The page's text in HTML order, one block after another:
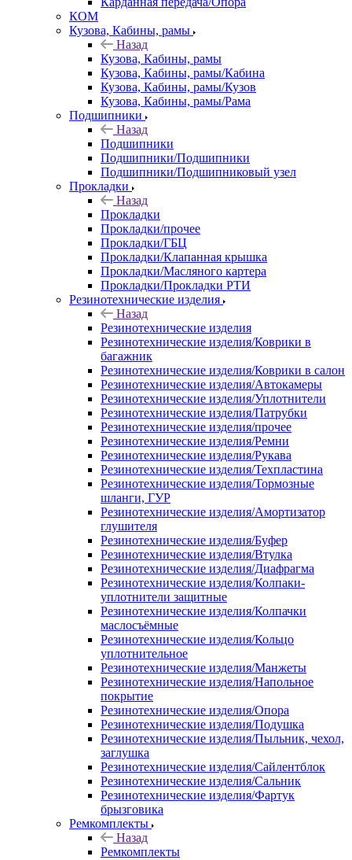
КОМ
Кузова, Кабины, рамы
Назад
Кузова, Кабины, рамы
Кузова, Кабины, рамы/Кабина
Кузова, Кабины, рамы/Кузов
Кузова, Кабины, рамы/Рама
Подшипники
Назад
Подшипники
Подшипники/Подшипники
Подшипники/Подшипниковый узел
Прокладки
Назад
Прокладки
Прокладки/прочее
Прокладки/ГБЦ
Прокладки/Клапанная крышка
Прокладки/Масляного картера
Прокладки/Прокладки РТИ
Резинотехнические изделия
Назад
Резинотехнические изделия
Резинотехнические изделия/Коврики в
багажник
Резинотехнические изделия/Коврики в салон
Резинотехнические изделия/Автокамеры
Резинотехнические изделия/Уплотнители
Резинотехнические изделия/Патрубки
Резинотехнические изделия/прочее
Резинотехнические изделия/Ремни
Резинотехнические изделия/Рукава
Резинотехнические изделия/Техпластина
Резинотехнические изделия/Тормозные
шланги, ГУР
Резинотехнические изделия/Амортизатор
глушителя
Резинотехнические изделия/Буфер
Резинотехнические изделия/Втулка
Резинотехнические изделия/Диафрагма
Резинотехнические изделия/Колпаки-
уплотнители защитные
Резинотехнические изделия/Колпачки
маслосъёмные
Резинотехнические изделия/Кольцо
уплотнительное
Резинотехнические изделия/Манжеты
Резинотехнические изделия/Напольное
покрытие
Резинотехнические изделия/Опора
Резинотехнические изделия/Подушка
Резинотехнические изделия/Пыльник, чехол,
заглушка
Резинотехнические изделия/Сайлентблок
Резинотехнические изделия/Сальник
Резинотехнические изделия/Фартук
брызговика
Ремкомплекты
Назад
Ремкомплекты